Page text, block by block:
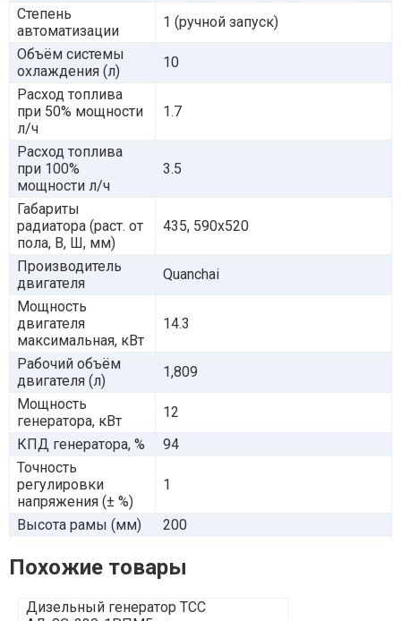
Степень
автоматизации
1 (ручной запуск)
Объём системы
охлаждения (л)
10
Расход топлива
при 50% мощности
л/ч
1.7
Расход топлива
при 100%
мощности л/ч
3.5
Габариты
радиатора (раст. от
пола, В, Ш, мм)
435, 590х520
Производитель
двигателя
Quanchai
Мощность
двигателя
максимальная, кВт
14.3
Рабочий объём
двигателя (л)
1,809
Мощность
генератора, кВт
12
КПД генератора, %
94
Точность
регулировки
напряжения (± %)
1
Высота рамы (мм) 200
Похожие товары
Дизельный генератор ТСС